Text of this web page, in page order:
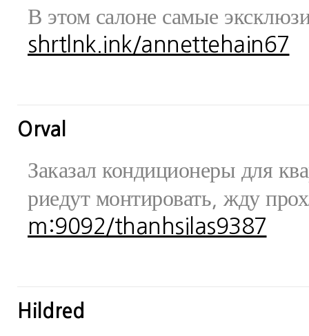
В этом салоне самые
shrtlnk.ink/annettehain67
Orval
Заказал кондиционеры для
риедут монтировать, жду
m:9092/thanhsilas9387
Hildred